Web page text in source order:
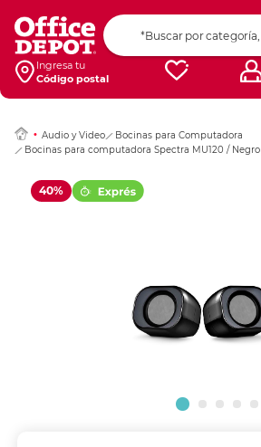
Ingresa tu
Código postal
Audio y Video
Bocinas para Computadora
Bocinas para computadora Spectra MU120 / Negro
40%